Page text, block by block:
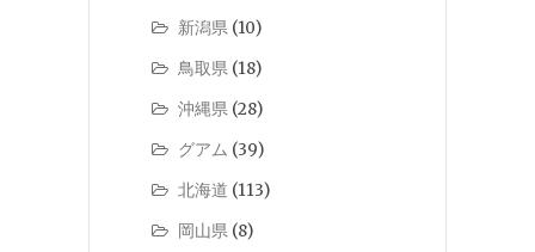
新潟県 (10)
鳥取県 (18)
沖縄県 (28)
グアム (39)
北海道 (113)
岡山県 (8)